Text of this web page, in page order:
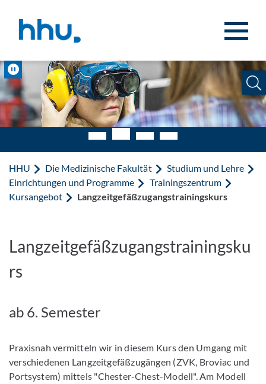
Pause
HHU Die Medizinische Fakultät
Studium und Lehre
Einrichtungen und Programme
Trainingszentrum
Kursangebot
Langzeitgefäßzugangstrainingskurs
Langzeitgefäßzugangstrainingsku
rs
ab 6. Semester
Praxisnah vermitteln wir in diesem Kurs den Umgang mit
verschiedenen Langzeitgefäßzugängen (ZVK, Broviac und
Portsystem) mittels "Chester-Chest-Modell". Am Modell